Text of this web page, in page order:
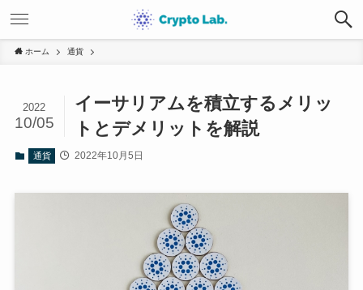
ホーム 通貨
イーサリアムを積立するメリッ
トとデメリットを解説
2022
10/05
通貨 2022年10月5日